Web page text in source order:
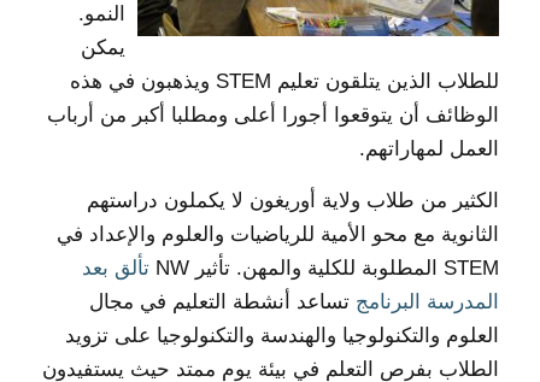
النمو.
يمكن
للطلاب الذين يتلقون تعليم STEM ويذهبون في هذه
الوظائف أن يتوقعوا أجورا أعلى ومطلبا أكبر من أرباب
العمل لمهاراتهم.
الكثير من طلاب ولاية أوريغون لا يكملون دراستهم
الثانوية مع محو الأمية للرياضيات والعلوم والإعداد في
STEM المطلوبة للكلية والمهن. تأثير NW
تألق بعد
المدرسة البرنامج تساعد أنشطة التعليم في مجال
العلوم والتكنولوجيا والهندسة والتكنولوجيا على تزويد
الطلاب بفرص التعلم في بيئة يوم ممتد حيث يستفيدون